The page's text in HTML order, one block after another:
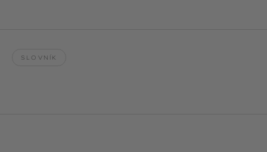
SLOVNÍK
€24,90
SOLEILLE